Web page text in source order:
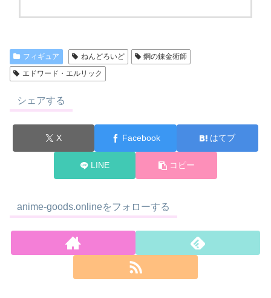
フィギュア ねんどろいど
鋼の錬金術師
エドワード・エルリック
シェアする
X Facebook はてブ
LINE コピー
anime-goods.onlineをフォローする